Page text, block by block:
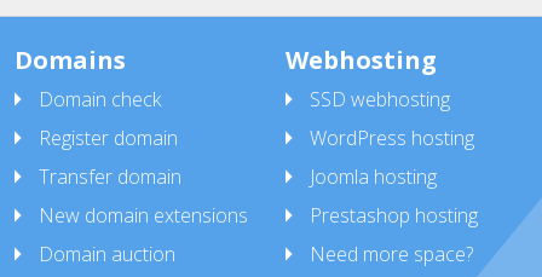
Domains
Domain check
Register domain
Transfer domain
New domain extensions
Domain auction
Webhosting
SSD webhosting
WordPress hosting
Joomla hosting
Prestashop hosting
Need more space?